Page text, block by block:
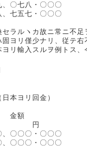
八・〇〇〇
七・〇〇〇
ラルヽカ故ニ常ニ不
ヨリ僅少ナリ、従テ
リ輸入スルヲ例トス
ヨリ回金）
〇〇・〇〇〇
〇・〇〇〇